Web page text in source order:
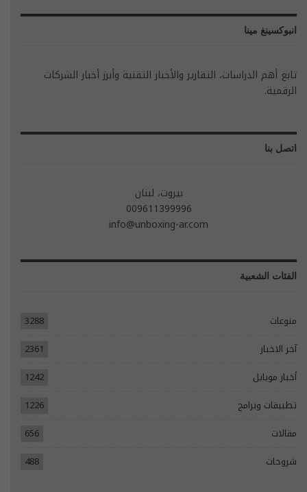
انبوكسينغ مينا
تابع أهم الدراسات، التقارير والأخبار التقنية وأبرز أخبار الشركات
الرقمية.
اتصل بنا
بيروت، لبنان
009611399996
info@unboxing-ar.com
الفئات الشعبية
منوعات
3288
آخر الاخبار
2361
أخبار موبايل
1242
تطبيقات وبرامج
1226
مقالات
656
شروحات
488